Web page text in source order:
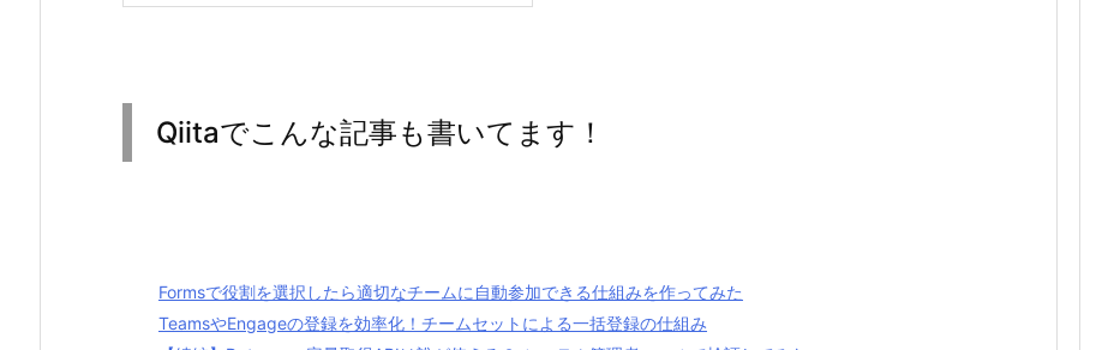
Qiitaでこんな記事も書いてます！
Formsで役割を選択したら適切なチームに自動参加できる仕組みを作ってみた
TeamsやEngageの登録を効率化！チームセットによる一括登録の仕組み